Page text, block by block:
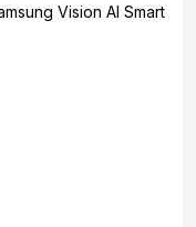
Vision AI Smart